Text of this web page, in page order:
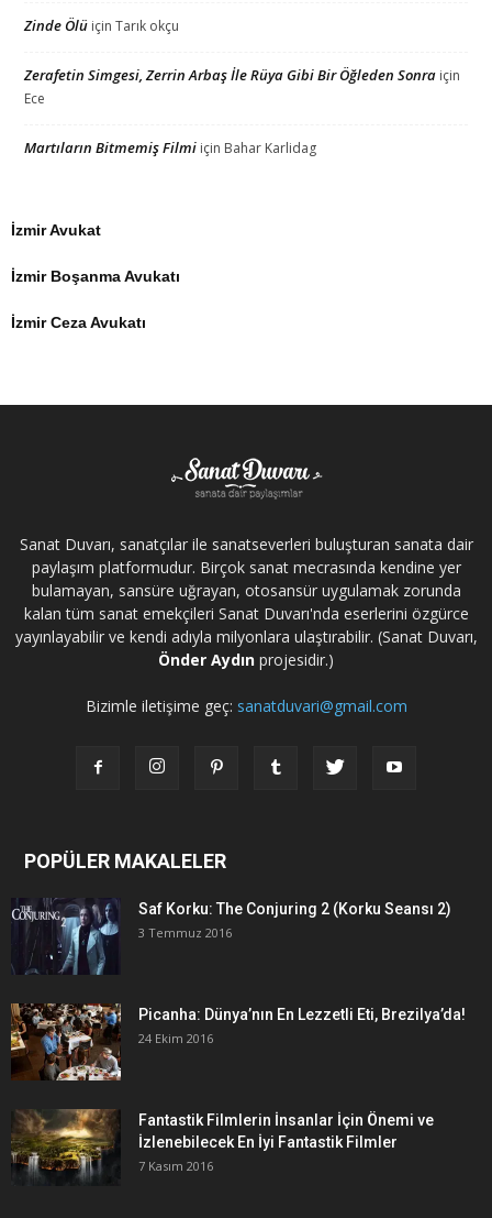
Zinde Ölü için Tarık okçu
Zerafetin Simgesi, Zerrin Arbaş İle Rüya Gibi Bir Öğleden Sonra için
Ece
Martıların Bitmemiş Filmi için Bahar Karlidag
İzmir Avukat
İzmir Boşanma Avukatı
İzmir Ceza Avukatı
Sanat Duvarı, sanatçılar ile sanatseverleri buluşturan sanata dair
paylaşım platformudur. Birçok sanat mecrasında kendine yer
bulamayan, sansüre uğrayan, otosansür uygulamak zorunda
kalan tüm sanat emekçileri Sanat Duvarı'nda eserlerini özgürce
yayınlayabilir ve kendi adıyla milyonlara ulaştırabilir. (Sanat Duvarı,
Önder Aydın projesidir.)
Bizimle iletişime geç: sanatduvari@gmail.com
POPÜLER MAKALELER
Saf Korku: The Conjuring 2 (Korku Seansı 2)
3 Temmuz 2016
Picanha: Dünya’nın En Lezzetli Eti, Brezilya’da!
24 Ekim 2016
Fantastik Filmlerin İnsanlar İçin Önemi ve
İzlenebilecek En İyi Fantastik Filmler
7 Kasım 2016